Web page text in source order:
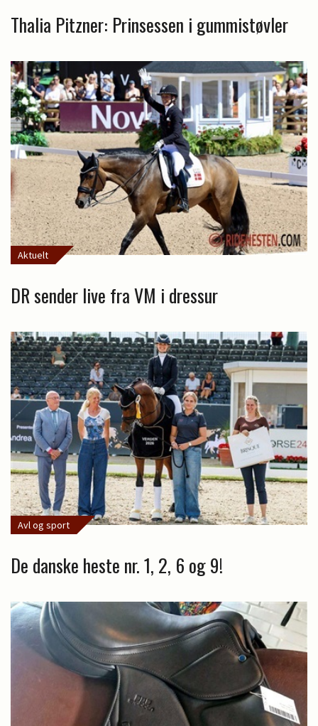
Thalia Pitzner: Prinsessen i gummistøvler
Aktuelt
DR sender live fra VM i dressur
Avl og sport
De danske heste nr. 1, 2, 6 og 9!